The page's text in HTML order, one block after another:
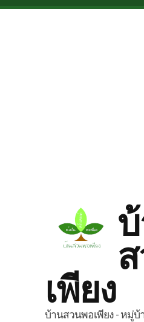
Skip to main content
เพียง
บ้านสวนพอเพียง - หมู่บ้